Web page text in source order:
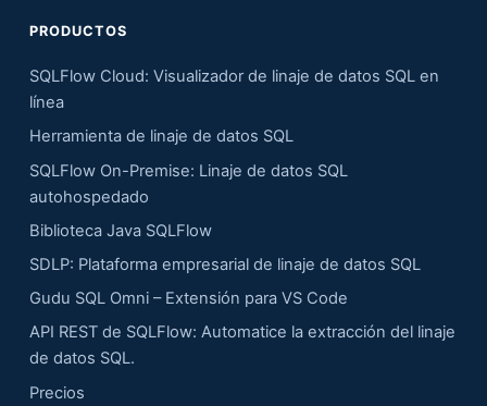
PRODUCTOS
SQLFlow Cloud: Visualizador de linaje de datos SQL en
línea
Herramienta de linaje de datos SQL
SQLFlow On-Premise: Linaje de datos SQL
autohospedado
Biblioteca Java SQLFlow
SDLP: Plataforma empresarial de linaje de datos SQL
Gudu SQL Omni – Extensión para VS Code
API REST de SQLFlow: Automatice la extracción del linaje
de datos SQL.
Precios